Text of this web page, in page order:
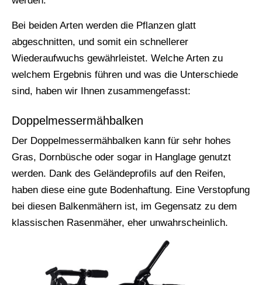
Bei beiden Arten werden die Pflanzen glatt
abgeschnitten, und somit ein schnellerer
Wiederaufwuchs gewährleistet. Welche Arten zu
welchem Ergebnis führen und was die Unterschiede
sind, haben wir Ihnen zusammengefasst:
Doppelmessermähbalken
Der Doppelmessermähbalken kann für sehr hohes
Gras, Dornbüsche oder sogar in Hanglage genutzt
werden. Dank des Geländeprofils auf den Reifen,
haben diese eine gute Bodenhaftung. Eine Verstopfung
bei diesen Balkenmähern ist, im Gegensatz zu dem
klassischen Rasenmäher, eher unwahrscheinlich.